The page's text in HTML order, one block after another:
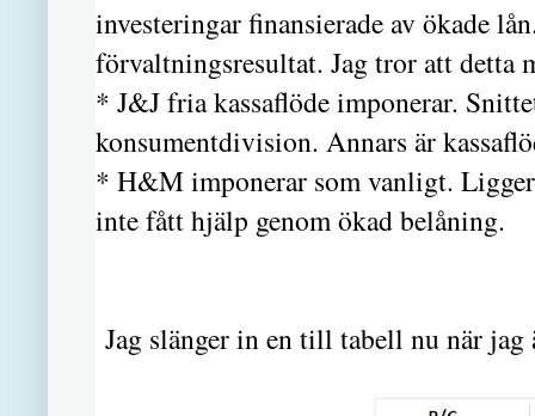
investeringar finansierade av ökade
förvaltningsresultat. Jag tror att detta
* J&J fria kassaflöde imponerar.
konsumentdivision. Annars är
* H&M imponerar som vanligt.
inte fått hjälp genom ökad belåning.
Jag slänger in en till tabell nu när